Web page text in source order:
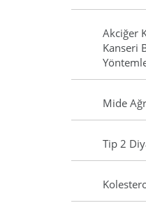
Akciğer
Kanseri
Mide
Tip 2